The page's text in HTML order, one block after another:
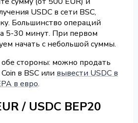
USDC в сети BSC,
Большинство операций
5-30 минут. При первом
начать с небольшой суммы.
стороны: можно продать
в BSC или вывести USDC в
в евро.
/ USDC BEP20